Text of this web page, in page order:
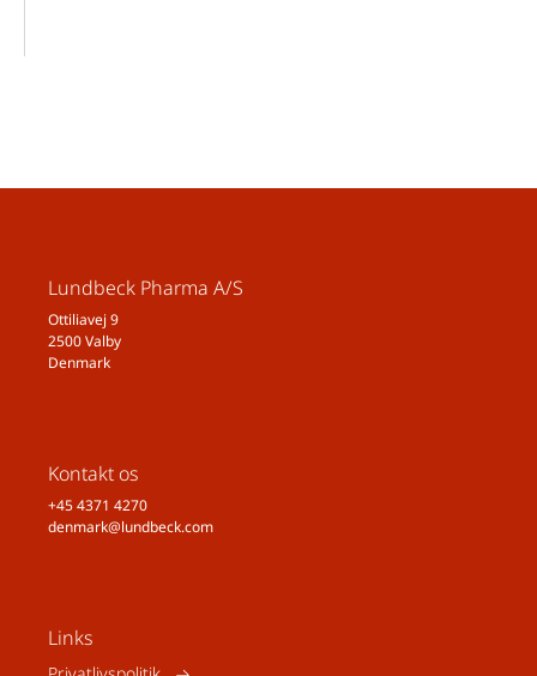
Lundbeck Pharma A/S
Ottiliavej 9
2500 Valby
Denmark
Kontakt os
+45 4371 4270
denmark@lundbeck.com
Links